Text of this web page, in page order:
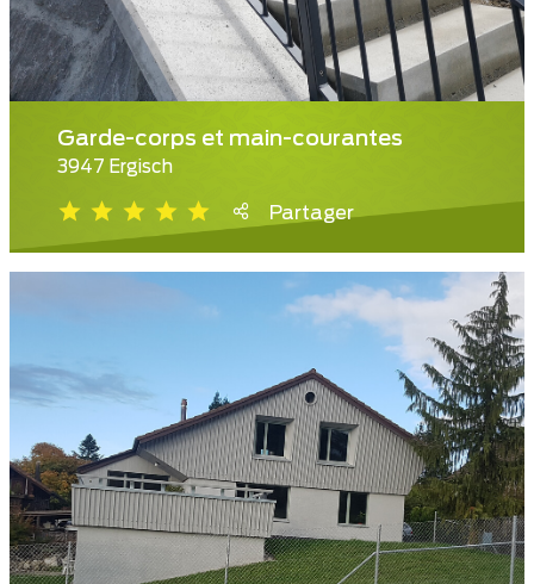
Garde-corps et main-courantes
3947 Ergisch
Partager